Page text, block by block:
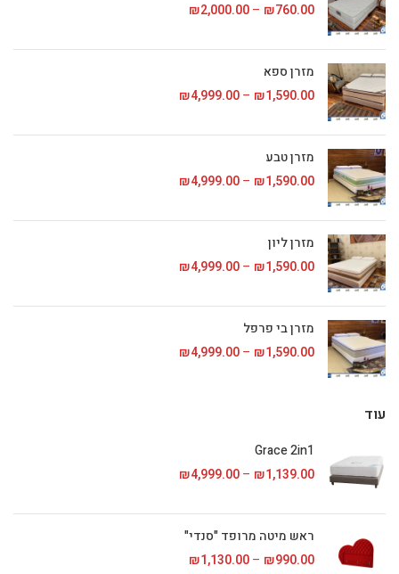
₪760.00
–
₪2,000.00
מזרן ספא
₪1,590.00
–
₪4,999.00
מזרן טבע
₪1,590.00
–
₪4,999.00
מזרן ליון
₪1,590.00
–
₪4,999.00
מזרן בי פרפל
₪1,590.00
–
₪4,999.00
עוד
Grace 2in1
₪1,139.00
–
₪4,999.00
ראש מיטה מרופד "סנדי"
₪990.00
–
₪1,130.00